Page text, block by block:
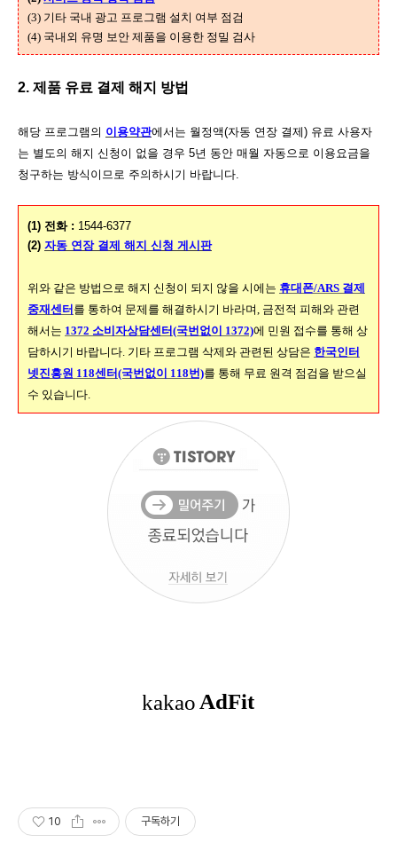
(3) 기타 국내 광고 프로그램 설치 여부 점검
(4) 국내외 유명 보안 제품을 이용한 정밀 검사
2. 제품 유료 결제 해지 방법
해당 프로그램의 이용약관에서는 월정액(자동 연장 결제) 유료 사용자
는 별도의 해지 신청이 없을 경우 5년 동안 매월 자동으로 이용요금을
청구하는 방식이므로 주의하시기 바랍니다.
(1) 전화 : 1544-6377
(2) 자동 연장 결제 해지 신청 게시판
위와 같은 방법으로 해지 신청이 되지 않을 시에는 휴대폰/ARS 결제
중재센터 를 통하여 문제를 해결하시기 바라며, 금전적 피해와 관련
해서는 1372 소비자상담센터(국번없이 1372)에 민원 접수를 통해 상
담하시기 바랍니다. 기타 프로그램 삭제와 관련된 상담은 한국인터
넷진흥원 118센터(국번없이 118번)를 통해 무료 원격 점검을 받으실
수 있습니다.
10 구독하기